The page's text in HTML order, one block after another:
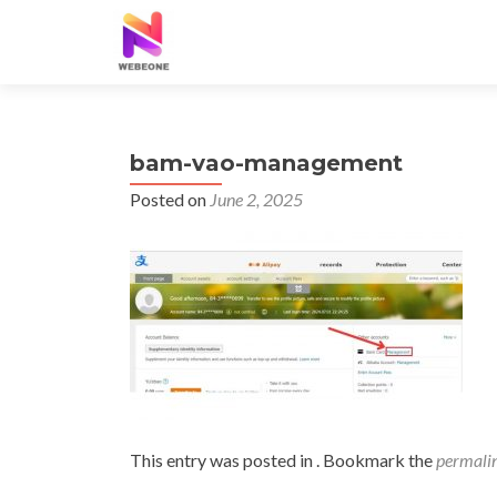
bam-vao-management
Posted on June 2, 2025
This entry was posted in . Bookmark the